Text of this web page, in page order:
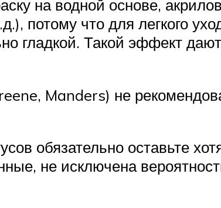
на водной основе,
потому что для легкого
гладкой. Такой эффект дают
Manders) не
обязательно оставьте
не исключена